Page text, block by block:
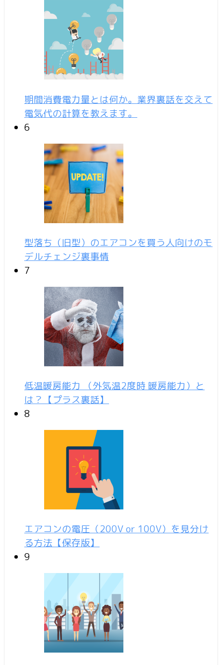
期間消費電力量とは何か。業界裏話を交えて
電気代の計算を教えます。
6
型落ち（旧型）のエアコンを買う人向けのモ
デルチェンジ裏事情
7
低温暖房能力 （外気温2度時 暖房能力）と
は？【プラス裏話】
8
エアコンの電圧（200V or 100V）を見分け
る方法【保存版】
9